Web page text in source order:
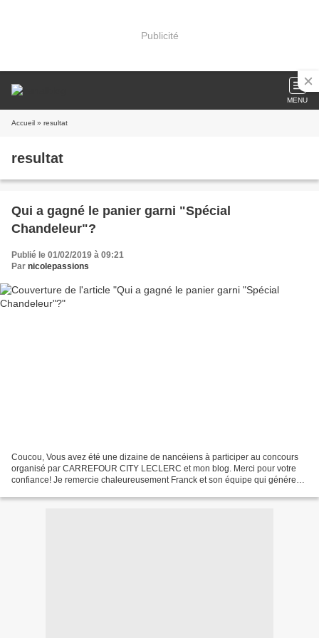
Publicité
MENU
Accueil » resultat
resultat
Qui a gagné le panier garni "Spécial
Chandeleur"?
Publié le 01/02/2019 à 09:21
Par nicolepassions
Coucou, Vous avez été une dizaine de nancéiens à participer au concours
organisé par CARREFOUR CITY LECLERC et mon blog. Merci pour votre
confiance! Je remercie chaleureusement Franck et son équipe qui générent